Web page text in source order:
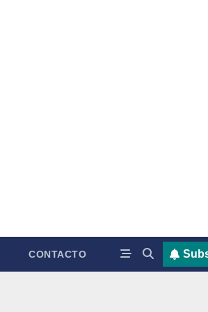
CONTACTO